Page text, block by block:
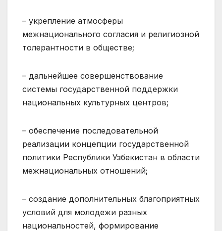
– укрепление атмосферы
межнационального согласия и религиозной
толерантности в обществе;
– дальнейшее совершенствование
системы государственной поддержки
национальных культурных центров;
– обеспечение последовательной
реализации концепции государственной
политики Республики Узбекистан в области
межнациональных отношений;
– создание дополнительных благоприятных
условий для молодежи разных
национальностей, формирование